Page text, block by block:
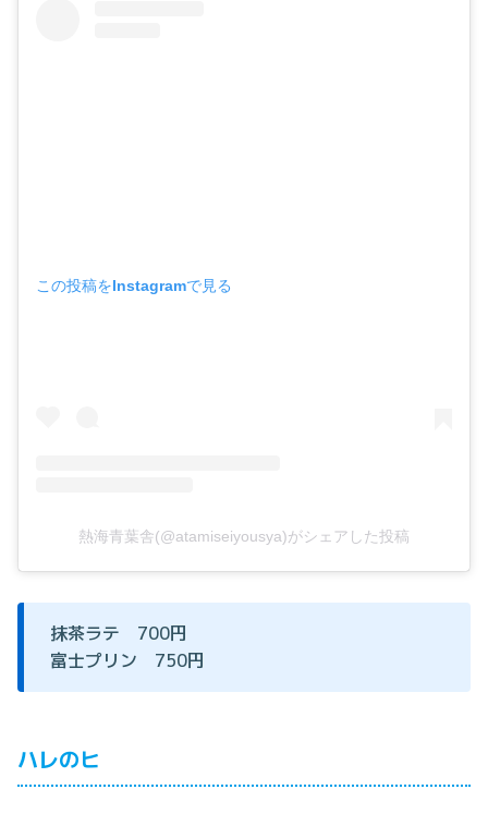
この投稿をInstagramで見る
熱海青葉舎(@atamiseiyousya)がシェアした投稿
抹茶ラテ 700円
富士プリン 750円
ハレのヒ